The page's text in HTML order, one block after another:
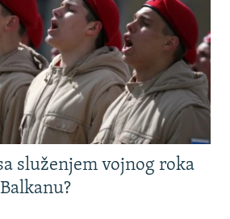
služenjem vojnog roka